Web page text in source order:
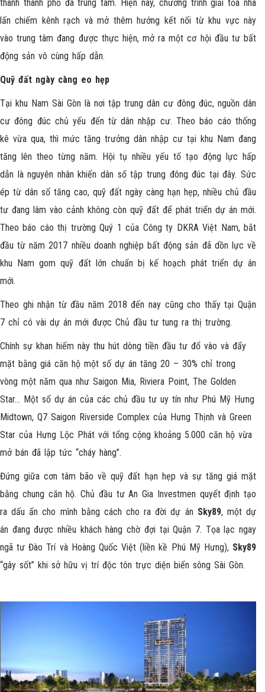
thành thành phố đa trung tâm. Hiện nay, chương trình giải tỏa nhà
lấn chiếm kênh rạch và mở thêm hướng kết nối từ khu vực này
vào trung tâm đang được thực hiện, mở ra một cơ hội đầu tư bất
động sản vô cùng hấp dẫn.
Quỹ đất ngày càng eo hẹp
Tại khu Nam Sài Gòn là nơi tập trung dân cư đông đúc, nguồn dân
cư đông đúc chủ yếu đến từ dân nhập cư. Theo báo cáo thống
kê vừa qua, thì mức tăng trưởng dân nhập cư tại khu Nam đang
tăng lên theo từng năm. Hội tụ nhiều yếu tố tạo động lực hấp
dẫn là nguyên nhân khiến dân số tập trung đông đúc tại đây. Sức
ép từ dân số tăng cao, quỹ đất ngày càng hạn hẹp, nhiều chủ đầu
tư đang lâm vào cảnh không còn quỹ đất để phát triển dự án mới.
Theo báo cáo thị trường Quý 1 của Công ty DKRA Việt Nam, bắt
đầu từ năm 2017 nhiều doanh nghiệp bất động sản đã dồn lực về
khu Nam gom quỹ đất lớn chuẩn bị kế hoạch phát triển dự án
mới.
Theo ghi nhận từ đầu năm 2018 đến nay cũng cho thấy tại Quận
7 chỉ có vài dự án mới được Chủ đầu tư tung ra thị trường.
Chính sự khan hiếm này thu hút dòng tiền đầu tư đổ vào và đẩy
mặt bằng giá căn hộ một số dự án tăng 20 – 30% chỉ trong
vòng một năm qua như Saigon Mia, Riviera Point, The Golden
Star… Một số dự án của các chủ đầu tư uy tín như Phú Mỹ Hưng
Midtown, Q7 Saigon Riverside Complex của Hưng Thịnh và Green
Star của Hưng Lộc Phát với tổng cộng khoảng 5.000 căn hộ vừa
mở bán đã lập tức “cháy hàng”.
Đứng giữa cơn tâm bão về quỹ đất hạn hẹp và sự tăng giá mặt
bằng chung căn hộ. Chủ đầu tư An Gia Investmen quyết định tạo
ra dấu ấn cho mình bằng cách cho ra đời dự án Sky89, một dự
án đang được nhiều khách hàng chờ đợi tại Quận 7. Tọa lạc ngay
ngã tư Đào Trí và Hoàng Quốc Việt (liền kề Phú Mỹ Hưng), Sky89
“gây sốt” khi sở hữu vị trí độc tôn trực diện biển sông Sài Gòn.